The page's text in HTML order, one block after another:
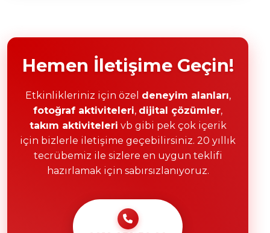
Hemen İletişime Geçin!
Etkinlikleriniz için özel deneyim alanları,
fotoğraf aktiviteleri, dijital çözümler,
takım aktiviteleri vb gibi pek çok içerik
için bizlerle iletişime geçebilirsiniz. 20 yıllık
tecrübemiz ile sizlere en uygun teklifi
hazırlamak için sabırsızlanıyoruz.